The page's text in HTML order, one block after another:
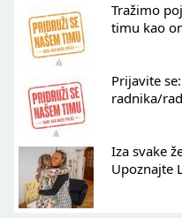
Tražimo
timu kao
Prijavite
radnika/
Iza svake
Upoznajte